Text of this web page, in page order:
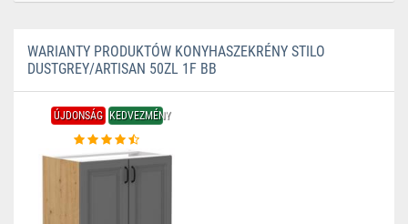
WARIANTY PRODUKTÓW KONYHASZEKRÉNY STILO
DUSTGREY/ARTISAN 50ZL 1F BB
ÚJDONSÁG KEDVEZMÉNY